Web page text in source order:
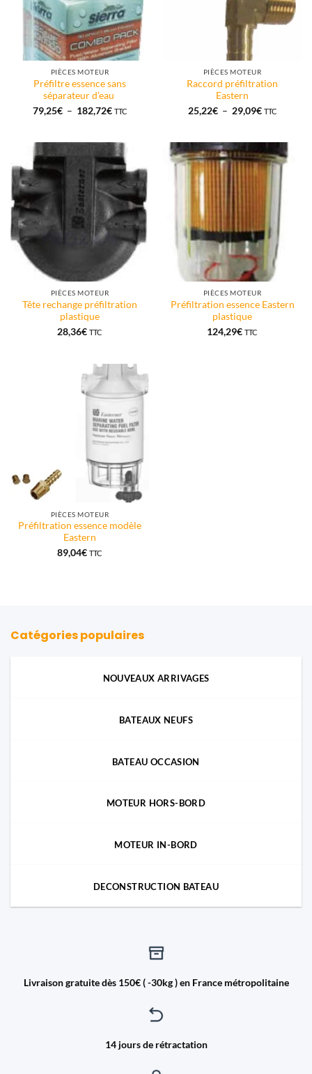
PIÈCES MOTEUR
Préfiltre essence sans
séparateur d’eau
79,25€ – 182,72€Plage
à
182,72€
TTC
PIÈCES MOTEUR
Raccord préfiltration
Eastern
25,22€ – 29,09€Plage
29,09€
TTC
PIÈCES MOTEUR
Tête rechange préfiltration
plastique
28,36€ TTC
PIÈCES MOTEUR
Préfiltration essence Eastern
plastique
124,29€ TTC
PIÈCES MOTEUR
Préfiltration essence modèle
Eastern
89,04€ TTC
Catégories populaires
NOUVEAUX ARRIVAGES
BATEAUX NEUFS
BATEAU OCCASION
MOTEUR HORS-BORD
MOTEUR IN-BORD
DECONSTRUCTION BATEAU
Livraison gratuite dès 150€ ( -30kg ) en France métropolitaine
14 jours de rétractation